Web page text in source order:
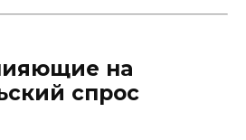
на
спрос